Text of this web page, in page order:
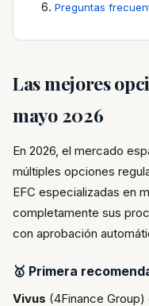
Preguntas
Las mejores
mayo 2026
En 2026, el mercado
múltiples opciones
EFC especializadas en
completamente sus
con aprobación
🥇 Primera
Vivus (4Finance